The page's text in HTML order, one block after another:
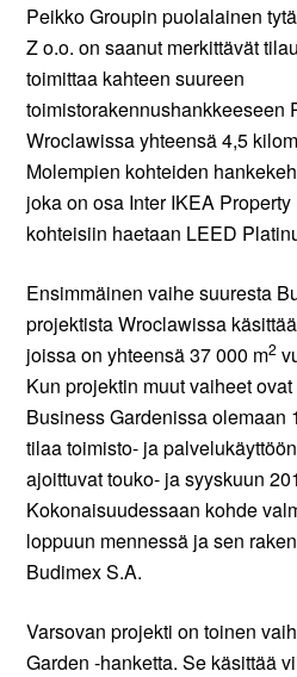
Peikko Groupin puolalainen
Z o.o. on saanut merkittävät
toimittaa kahteen suureen
toimistorakennushankkeeseen
Wroclawissa yhteensä 4,5
Molempien kohteiden
joka on osa Inter IKEA
kohteisiin haetaan LEED
Ensimmäinen vaihe suuresta
projektista Wroclawissa
joissa on yhteensä 37 000 m2
Kun projektin muut vaiheet
Business Gardenissa olemaan
tilaa toimisto- ja
ajoittuvat touko- ja syyskuun
Kokonaisuudessaan kohde
loppuun mennessä ja sen
Budimex S.A.
Varsovan projekti on toinen
Garden -hanketta. Se käsittää